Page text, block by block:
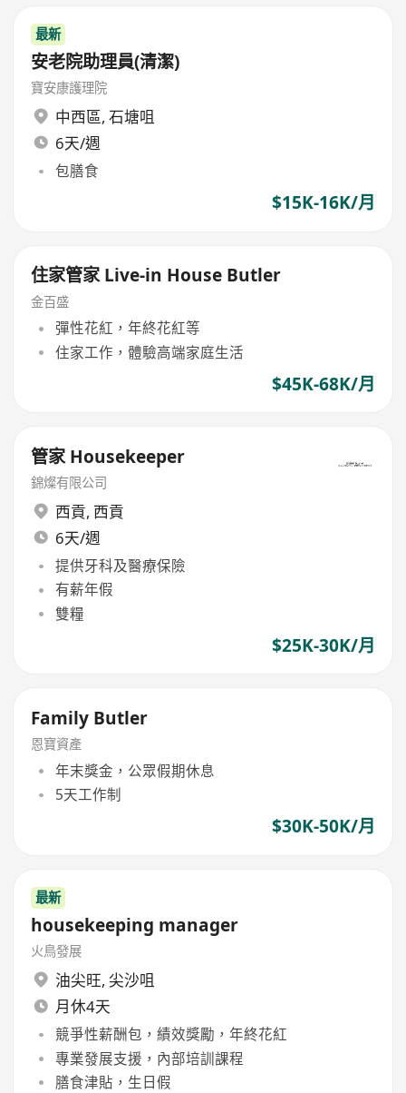
最新
安老院助理員(清潔)
寶安康護理院
中西區, 石塘咀
6天/週
包膳食
$15K-16K/月
住家管家 Live-in House Butler
金百盛
彈性花紅，年終花紅等
住家工作，體驗高端家庭生活
$45K-68K/月
管家 Housekeeper
錦燦有限公司
西貢, 西貢
6天/週
提供牙科及醫療保險
有薪年假
雙糧
$25K-30K/月
Family Butler
恩寶資產
年末獎金，公眾假期休息
5天工作制
$30K-50K/月
最新
housekeeping manager
火鳥發展
油尖旺, 尖沙咀
月休4天
競爭性薪酬包，績效獎勵，年終花紅
專業發展支援，內部培訓課程
膳食津貼，生日假